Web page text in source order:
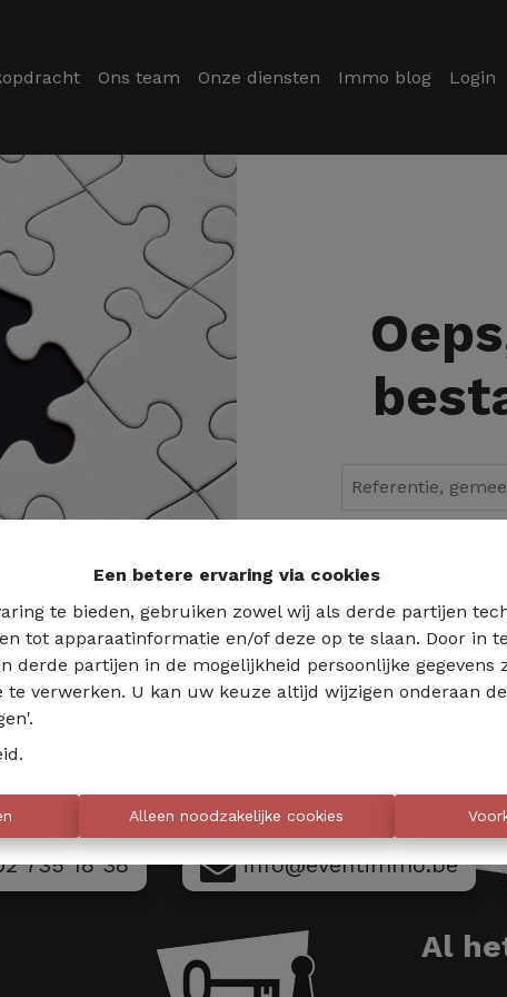
Een betere ervaring via cookies
te bieden, gebruiken zowel wij als derde partijen
tot apparaatinformatie en/of deze op te slaan. Door in
derde partijen in de mogelijkheid persoonlijke gegevens
te verwerken. U kan uw keuze altijd wijzigen onderaan
.
Alleen noodzakelijke cookies
Ons team Onze diensten Immo blog Login
735 18 38 info@eventimmo.be
Al